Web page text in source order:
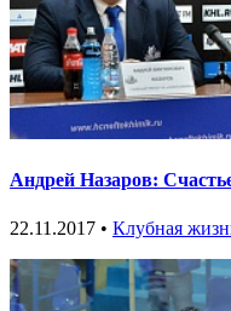
Андрей Назаров:
22.11.2017 • Клубная